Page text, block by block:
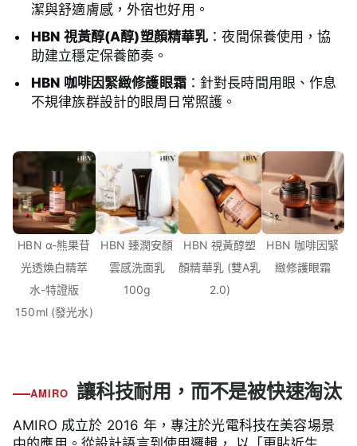
潔與舒適膚感，外宿也好用。
HBN 視黃醇(A醇)塑顏精華乳 ：夜間保養使用，協
助建立穩定保養節奏。
HBN 咖啡因緊緻修護眼霜：針對長時間用眼、作息
不規律族群設計的眼周日常照護。
HBN α-熊果苷
光透煥白精萃
水-特證版
150ml (發光水)
HBN 臻潤安顏
雲感洗面乳
100g
HBN 視黃醇塑
顏精華乳 (雙A乳
2.0)
HBN 咖啡因緊
緻修護眼霜
AMIRO 讓科技耐用，而不是被快速淘汰
AMIRO 成立於 2016 年，專注於光電科技在美容場景